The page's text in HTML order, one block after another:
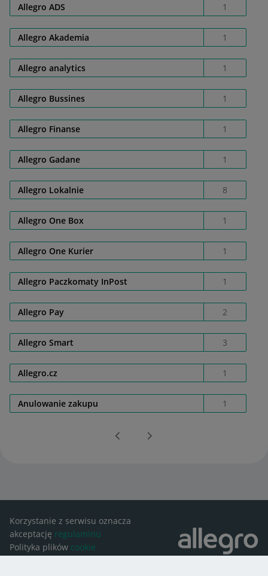
Allegro ADS 1
Allegro Akademia 1
Allegro analytics 1
Allegro Bussines 1
Allegro Finanse 1
Allegro Gadane 1
Allegro Lokalnie 8
Allegro One Box 1
Allegro One Kurier 1
Allegro Paczkomaty InPost 1
Allegro Pay 2
Allegro Smart 3
Allegro.cz 1
Anulowanie zakupu 1
Korzystanie z serwisu oznacza
akceptację regulaminu
Polityka plików cookie